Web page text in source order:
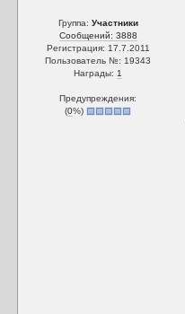
Группа: Участники
Сообщений: 3888
Регистрация: 17.7.2011
Пользователь №: 19343
Награды: 1
Предупреждения:
(0%)